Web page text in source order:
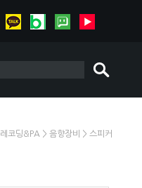
레코딩&PA > 음향장비 > 스피커